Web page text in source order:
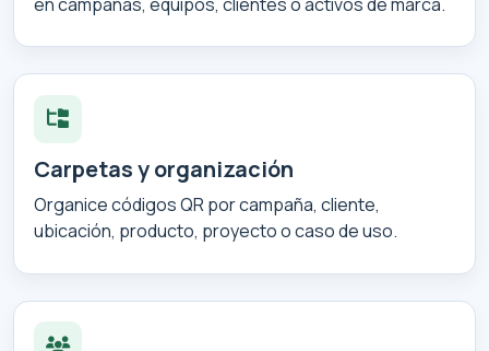
Carpetas y organización
Organice códigos QR por campaña, cliente,
ubicación, producto, proyecto o caso de uso.